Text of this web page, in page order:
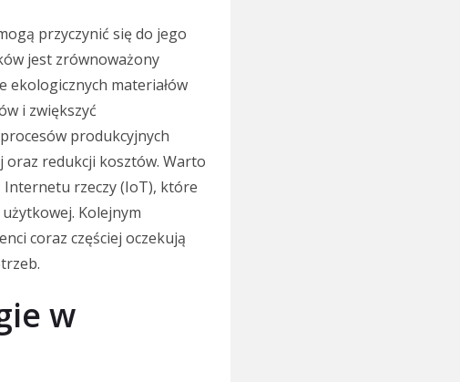
przyczynić się do jego
jest zrównoważony
materiałów
i zwiększyć
produkcyjnych
oraz redukcji kosztów. Warto
rzeczy (IoT), które
Kolejnym
coraz częściej oczekują
w